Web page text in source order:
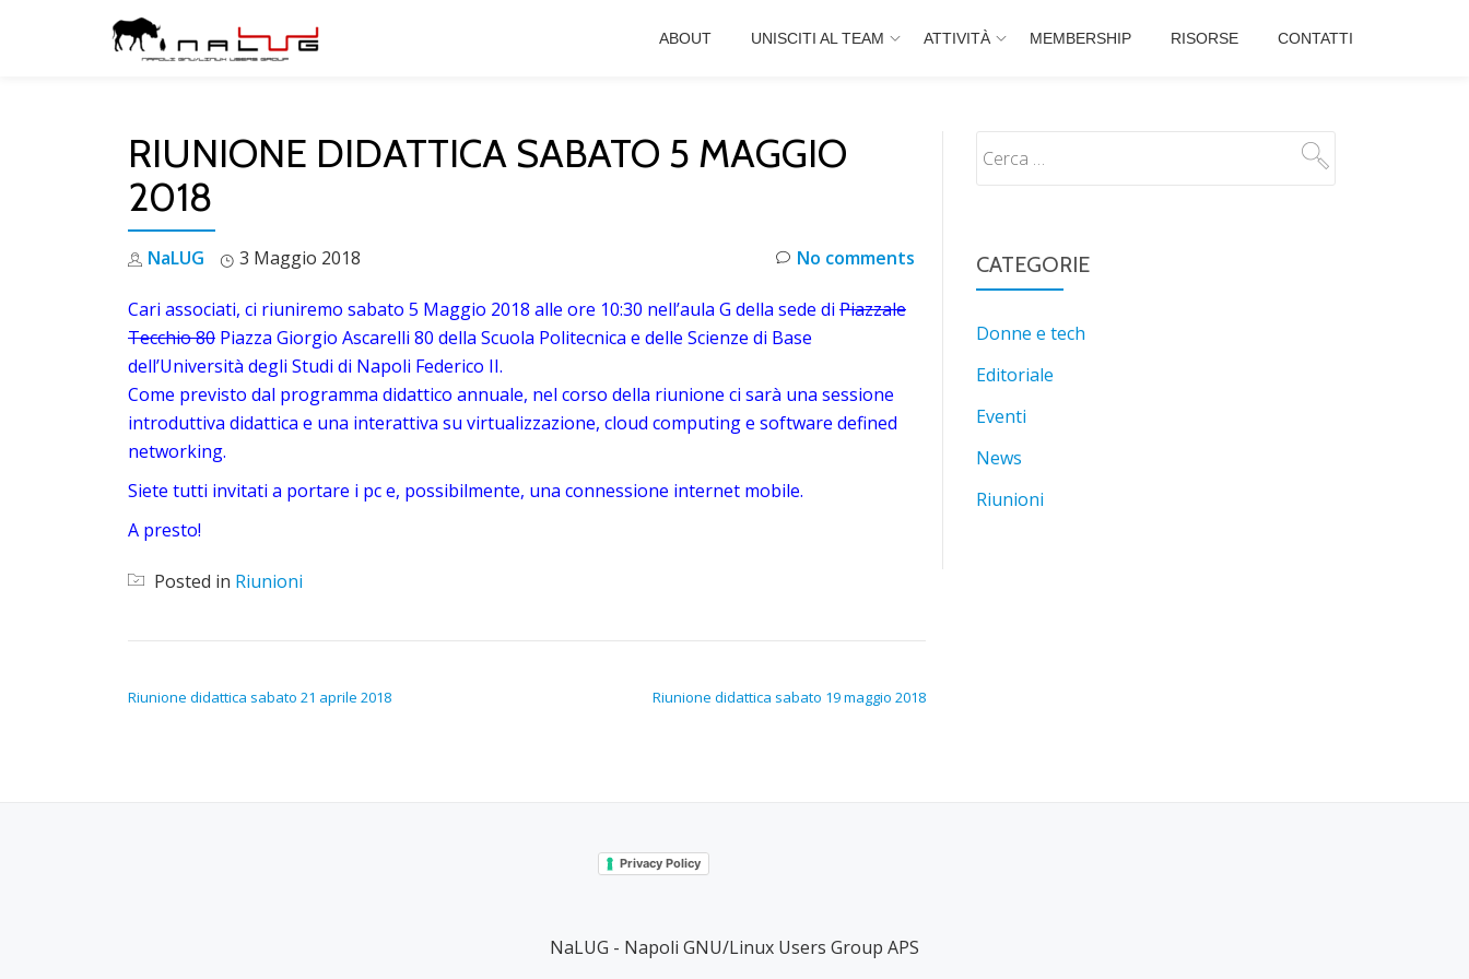
ABOUT UNISCITI AL TEAM ATTIVITÀ MEMBERSHIP RISORSE CONTATTI
RIUNIONE DIDATTICA SABATO 5 MAGGIO
2018
NaLUG 3 Maggio 2018 No comments
Cari associati, ci riuniremo sabato 5 Maggio 2018 alle ore 10:30 nell’aula G della sede di Piazzale
Tecchio 80 Piazza Giorgio Ascarelli 80 della Scuola Politecnica e delle Scienze di Base
dell’Università degli Studi di Napoli Federico II.
Come previsto dal programma didattico annuale, nel corso della riunione ci sarà una sessione
introduttiva didattica e una interattiva su virtualizzazione, cloud computing e software defined
networking.
Siete tutti invitati a portare i pc e, possibilmente, una connessione internet mobile.
A presto!
Posted in Riunioni
Riunione didattica sabato 21 aprile 2018 Riunione didattica sabato 19 maggio 2018
CATEGORIE
Donne e tech
Editoriale
Eventi
News
Riunioni
Privacy Policy
NaLUG - Napoli GNU/Linux Users Group APS